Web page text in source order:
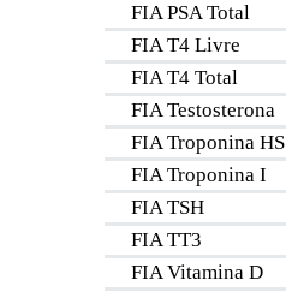
FIA PSA Total
FIA T4 Livre
FIA T4 Total
FIA Testosterona
FIA Troponina HS
FIA Troponina I
FIA TSH
FIA TT3
FIA Vitamina D